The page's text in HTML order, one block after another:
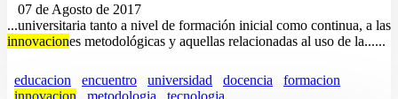
07 de Agosto de 2017
...universitaria tanto a nivel de formación inicial como continua, a las
innovaciones metodológicas y aquellas relacionadas al uso de la......
educacion encuentro universidad docencia
formacion
innovacion
metodologia tecnologia